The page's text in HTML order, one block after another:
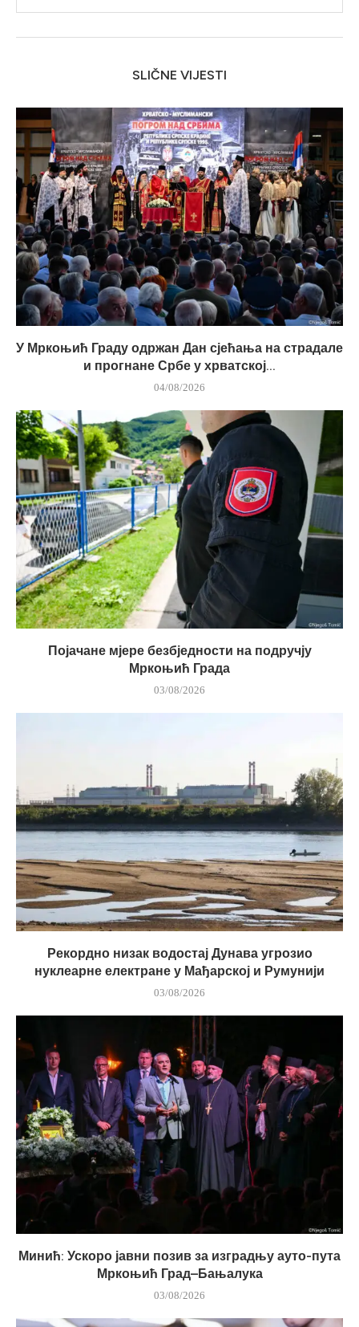
SLIČNE VIJESTI
У Мркоњић Граду одржан Дан сјећања на страдале
и прогнане Србе у хрватској...
04/08/2026
Појачане мјере безбједности на подручју
Мркоњић Града
03/08/2026
Рекордно низак водостај Дунава угрозио
нуклеарне електране у Мађарској и Румунији
03/08/2026
Минић: Ускоро јавни позив за изградњу ауто-пута
Мркоњић Град–Бањалука
03/08/2026